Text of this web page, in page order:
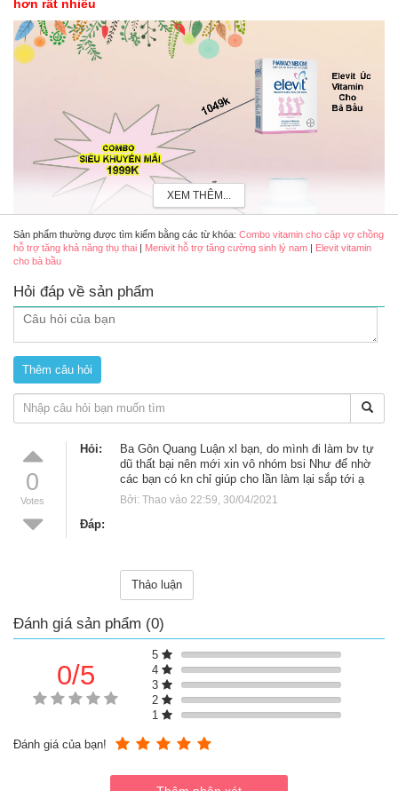
hơn rất nhiều
Combo SIÊU KHUYẾN MÃI Vitamin cho cha mẹ hỗ trợ
tăng khả năng mang thai có tốt không
Viên uống Elevit Úc cho bà bầu
-Vitamin tổng hợp cho bà bầu Elevit Úc
dưỡng chất cần thiết cho mẹ trong suốt thai kỳ và sau sinh
- Hỗ trợ cải thiện khả năng mang thai tự nhiên cho mẹ
- Hỗ trợ cung cấp axit folic , sắt và các khoáng chất thiết yếu khác
hỗ trợ tăng cường sức khỏe cho mẹ và bé
- Hỗ trợ cải thiện tình trạng bị táo bón ở mẹ khi mang bầu
- Hỗ trợ thai nhi hấp thụ dưỡng chất được nhiều hơn
XEM THÊM...
Sản phẩm thường được tìm kiếm bằng các từ khóa: Combo vitamin cho cặp vợ chồng
hỗ trợ tăng khả năng thụ thai | Menivit hỗ trợ tăng cường sinh lý nam | Elevit vitamin
cho bà bầu
Hỏi đáp về sản phẩm
0
Votes
Hỏi:
Ba Gôn Quang Luận xl bạn, do mình đi làm bv tự
dũ thất bại nên mới xin vô nhóm bsi Như để nhờ
các bạn có kn chỉ giúp cho lần làm lại sắp tới ạ
Bởi: Thao vào 22:59, 30/04/2021
Đáp:
Thảo luận
Đánh giá sản phẩm (0)
0/5
5
4
3
2
1
Đánh giá của bạn!